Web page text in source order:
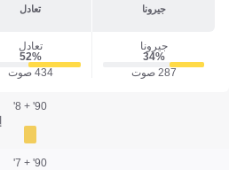
جيرونا تعادل
جيرونا
34‎%‎
287 صوت
تعادل
52‎%‎
434 صوت
90' + 8'
90' + 7'